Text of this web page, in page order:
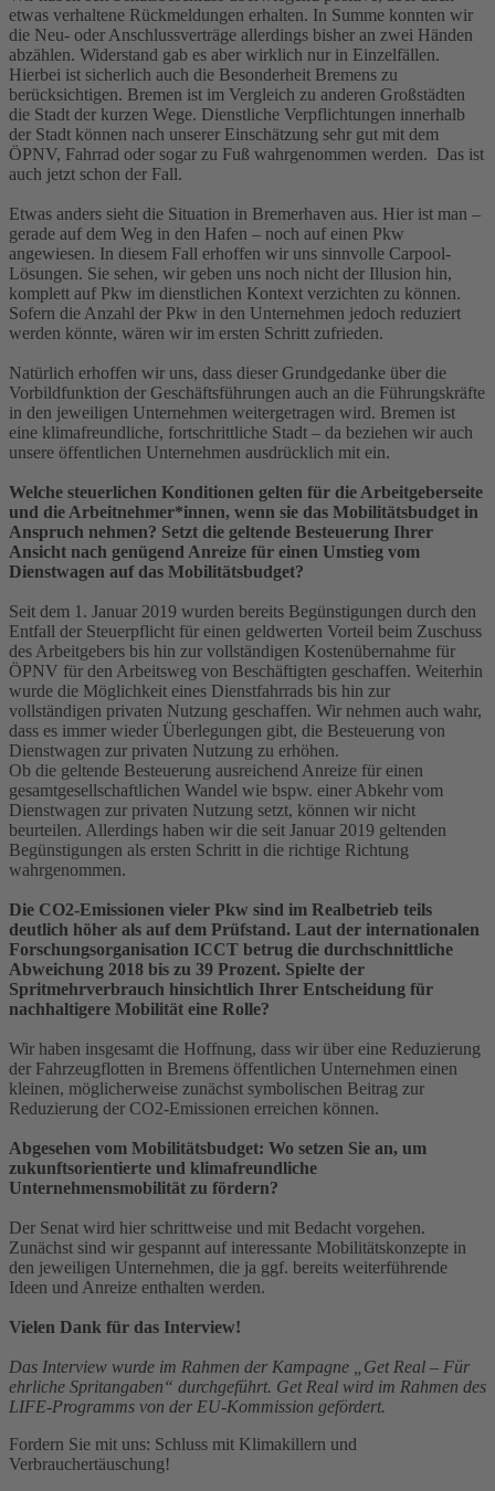
etwas verhaltene Rückmeldungen erhalten. In Summe konnten wir
die Neu- oder Anschlussverträge allerdings bisher an zwei Händen
abzählen. Widerstand gab es aber wirklich nur in Einzelfällen.
Hierbei ist sicherlich auch die Besonderheit Bremens zu
berücksichtigen. Bremen ist im Vergleich zu anderen Großstädten
die Stadt der kurzen Wege. Dienstliche Verpflichtungen innerhalb
der Stadt können nach unserer Einschätzung sehr gut mit dem
ÖPNV, Fahrrad oder sogar zu Fuß wahrgenommen werden. Das ist
auch jetzt schon der Fall.
Etwas anders sieht die Situation in Bremerhaven aus. Hier ist man –
gerade auf dem Weg in den Hafen – noch auf einen Pkw
angewiesen. In diesem Fall erhoffen wir uns sinnvolle Carpool-
Lösungen. Sie sehen, wir geben uns noch nicht der Illusion hin,
komplett auf Pkw im dienstlichen Kontext verzichten zu können.
Sofern die Anzahl der Pkw in den Unternehmen jedoch reduziert
werden könnte, wären wir im ersten Schritt zufrieden.
Natürlich erhoffen wir uns, dass dieser Grundgedanke über die
Vorbildfunktion der Geschäftsführungen auch an die Führungskräfte
in den jeweiligen Unternehmen weitergetragen wird. Bremen ist
eine klimafreundliche, fortschrittliche Stadt – da beziehen wir auch
unsere öffentlichen Unternehmen ausdrücklich mit ein.
Welche steuerlichen Konditionen gelten für die Arbeitgeberseite
und die Arbeitnehmer*innen, wenn sie das Mobilitätsbudget in
Anspruch nehmen? Setzt die geltende Besteuerung Ihrer
Ansicht nach genügend Anreize für einen Umstieg vom
Dienstwagen auf das Mobilitätsbudget?
Seit dem 1. Januar 2019 wurden bereits Begünstigungen durch den
Entfall der Steuerpflicht für einen geldwerten Vorteil beim Zuschuss
des Arbeitgebers bis hin zur vollständigen Kostenübernahme für
ÖPNV für den Arbeitsweg von Beschäftigten geschaffen. Weiterhin
wurde die Möglichkeit eines Dienstfahrrads bis hin zur
vollständigen privaten Nutzung geschaffen. Wir nehmen auch wahr,
dass es immer wieder Überlegungen gibt, die Besteuerung von
Dienstwagen zur privaten Nutzung zu erhöhen.
Ob die geltende Besteuerung ausreichend Anreize für einen
gesamtgesellschaftlichen Wandel wie bspw. einer Abkehr vom
Dienstwagen zur privaten Nutzung setzt, können wir nicht
beurteilen. Allerdings haben wir die seit Januar 2019 geltenden
Begünstigungen als ersten Schritt in die richtige Richtung
wahrgenommen.
Die CO2-Emissionen vieler Pkw sind im Realbetrieb teils
deutlich höher als auf dem Prüfstand. Laut der internationalen
Forschungsorganisation ICCT betrug die durchschnittliche
Abweichung 2018 bis zu 39 Prozent. Spielte der
Spritmehrverbrauch hinsichtlich Ihrer Entscheidung für
nachhaltigere Mobilität eine Rolle?
Wir haben insgesamt die Hoffnung, dass wir über eine Reduzierung
der Fahrzeugflotten in Bremens öffentlichen Unternehmen einen
kleinen, möglicherweise zunächst symbolischen Beitrag zur
Reduzierung der CO2-Emissionen erreichen können.
Abgesehen vom Mobilitätsbudget: Wo setzen Sie an, um
zukunftsorientierte und klimafreundliche
Unternehmensmobilität zu fördern?
Der Senat wird hier schrittweise und mit Bedacht vorgehen.
Zunächst sind wir gespannt auf interessante Mobilitätskonzepte in
den jeweiligen Unternehmen, die ja ggf. bereits weiterführende
Ideen und Anreize enthalten werden.
Vielen Dank für das Interview!
Das Interview wurde im Rahmen der Kampagne „Get Real – Für
ehrliche Spritangaben“ durchgeführt. Get Real wird im Rahmen des
LIFE-Programms von der EU-Kommission gefördert.
Fordern Sie mit uns: Schluss mit Klimakillern und
Verbrauchertäuschung!